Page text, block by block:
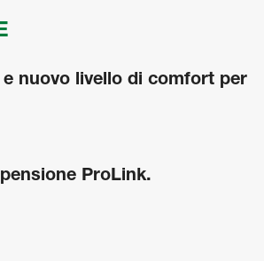
nuovo livello di comfort per
ProLink.